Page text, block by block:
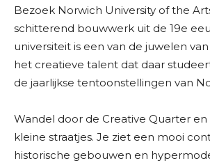
Bezoek Norwich University of the
schitterend bouwwerk uit de 19e
universiteit is een van de juwelen
het creatieve talent dat daar
de jaarlijkse tentoonstellingen van
Wandel door de Creative Quarter en
kleine straatjes. Je ziet een mooi
historische gebouwen en